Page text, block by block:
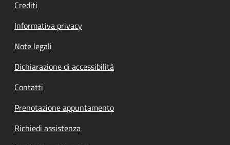
Crediti
Informativa privacy
Note legali
Dichiarazione di accessibilità
Contatti
Prenotazione appuntamento
Richiedi assistenza